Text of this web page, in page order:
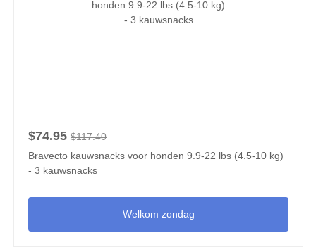
$74.95 $117.40
Bravecto kauwsnacks voor honden 9.9-22 lbs (4.5-10 kg)
- 3 kauwsnacks
Welkom zondag